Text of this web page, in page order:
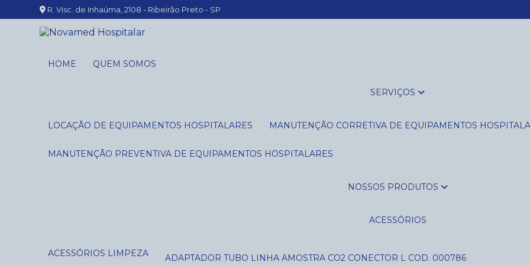
R. Visc. de Inhaúma, 2108 - Ribeirão Preto - SP
HOME QUEM SOMOS
SERVIÇOS
LOCAÇÃO DE EQUIPAMENTOS HOSPITALARES MANUTENÇÃO CORRETIVA DE EQUIPAMENTOS
MANUTENÇÃO PREVENTIVA DE EQUIPAMENTOS HOSPITALARES
NOSSOS PRODUTOS
ACESSÓRIOS
ACESSÓRIOS LIMPEZA ADAPTADOR TUBO LINHA AMOSTRA CO2 CONECTOR L COD. 000786